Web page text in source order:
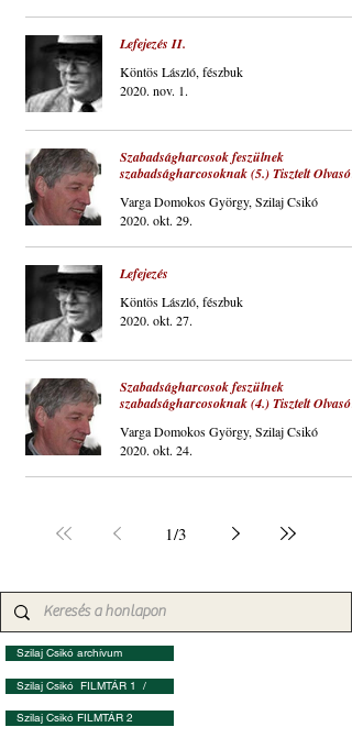
Lefejezés II.
Köntös László, fészbuk
2020. nov. 1.
Szabadságharcosok feszülnek
szabadságharcosoknak (5.) Tisztelt Olvasó!
Varga Domokos György, Szilaj Csikó
2020. okt. 29.
Lefejezés
Köntös László, fészbuk
2020. okt. 27.
Szabadságharcosok feszülnek
szabadságharcosoknak (4.) Tisztelt Olvasó!
Varga Domokos György, Szilaj Csikó
2020. okt. 24.
1/3
Szilaj Csikó archívum
Szilaj Csikó FILMTÁR 1 /
Szilaj Csikó FILMTÁR 2